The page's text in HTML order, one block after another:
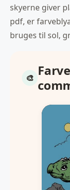
skyerne giver
pdf, er
bruges til sol,